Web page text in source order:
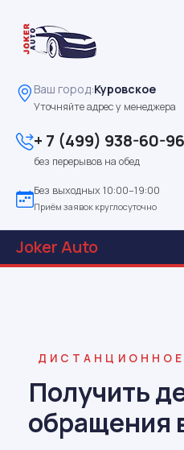
Ваш город:Куровское
Уточняйте адрес у менеджера
+ 7 (499) 938-60-96
без перерывов на обед
Без выходных 10:00–19:00
Приём заявок круглосуточно
JokerAuto
Получить
обращения